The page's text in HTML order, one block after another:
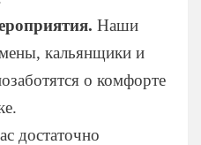
Наши
кальянщики и
о комфорте
достаточно